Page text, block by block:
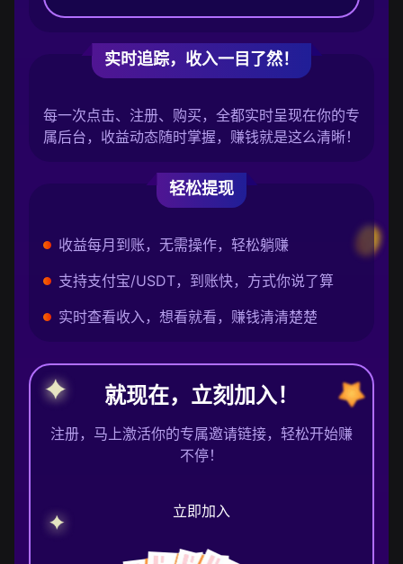
实时追踪，收入一目了然！
每一次点击、注册、购买，全都实时呈现在你的专
属后台，收益动态随时掌握，赚钱就是这么清晰！
轻松提现
收益每月到账，无需操作，轻松躺赚
支持支付宝/USDT，到账快，方式你说了算
实时查看收入，想看就看，赚钱清清楚楚
就现在，立刻加入！
注册，马上激活你的专属邀请链接，轻松开始赚
不停！
立即加入